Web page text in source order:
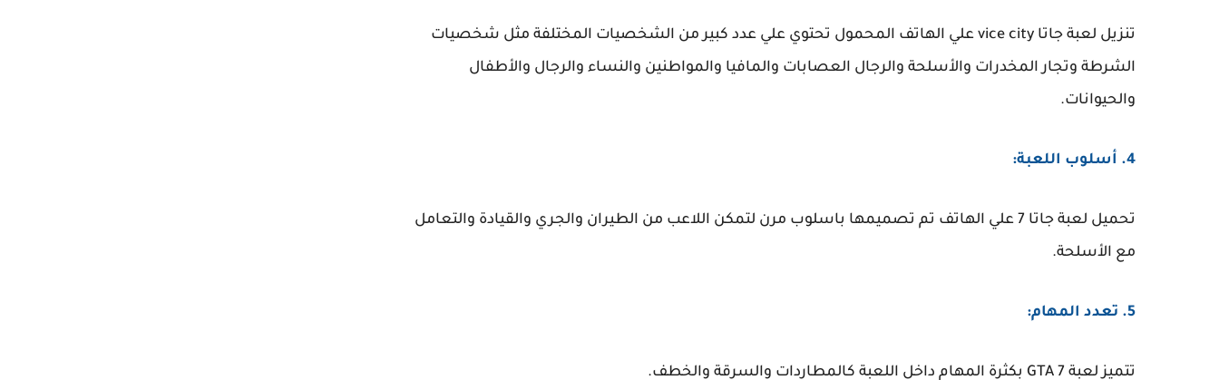
تنزيل لعبة جاتا vice city علي الهاتف المحمول تحتوي علي عدد كبير من الشخصيات المختلفة مثل شخصيات
الشرطة وتجار المخدرات والأسلحة والرجال العصابات والمافيا والمواطنين والنساء والرجال والأطفال
والحيوانات.
4. أسلوب اللعبة:
تحميل لعبة جاتا 7 علي الهاتف تم تصميمها باسلوب مرن لتمكن اللاعب من الطيران والجري والقيادة والتعامل
مع الأسلحة.
5. تعدد المهام:
تتميز لعبة GTA 7 بكثرة المهام داخل اللعبة كالمطاردات والسرقة والخطف.